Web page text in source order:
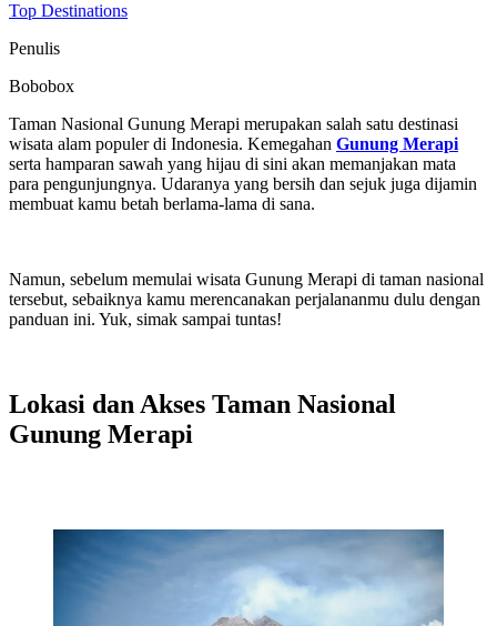
Top Destinations
Penulis
Bobobox
Taman Nasional Gunung Merapi merupakan salah satu destinasi
wisata alam populer di Indonesia. Kemegahan Gunung Merapi
serta hamparan sawah yang hijau di sini akan memanjakan mata
para pengunjungnya. Udaranya yang bersih dan sejuk juga dijamin
membuat kamu betah berlama-lama di sana.
Namun, sebelum memulai wisata Gunung Merapi di taman nasional
tersebut, sebaiknya kamu merencanakan perjalananmu dulu dengan
panduan ini. Yuk, simak sampai tuntas!
Lokasi dan Akses Taman Nasional
Gunung Merapi